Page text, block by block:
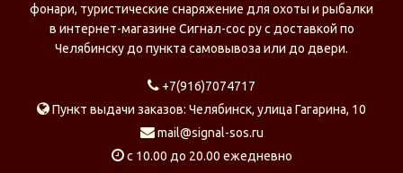
фонари, туристические снаряжение для охоты и рыбалки
в интернет-магазине Сигнал-сос ру с доставкой по
Челябинску до пункта самовывоза или до двери.
+7(916)7074717
Пункт выдачи заказов: Челябинск, улица Гагарина, 10
mail@signal-sos.ru
c 10.00 до 20.00 ежедневно